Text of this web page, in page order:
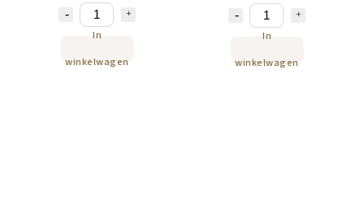
In
winkelwagen
In
winkelwagen